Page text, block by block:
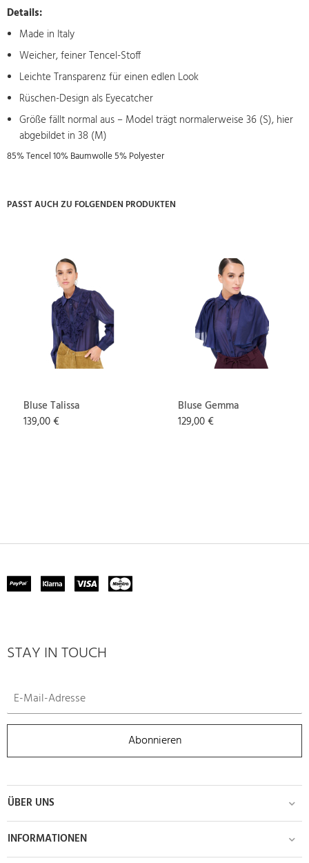
Details:
Made in Italy
Weicher, feiner Tencel-Stoff
Leichte Transparenz für einen edlen Look
Rüschen-Design als Eyecatcher
Größe fällt normal aus – Model trägt normalerweise 36 (S), hier
abgebildet in 38 (M)
85% Tencel 10% Baumwolle 5% Polyester
PASST AUCH ZU FOLGENDEN PRODUKTEN
Bluse Talissa
139,00 €
Bluse Gemma
129,00 €
STAY IN TOUCH
Abonnieren
ÜBER UNS
INFORMATIONEN